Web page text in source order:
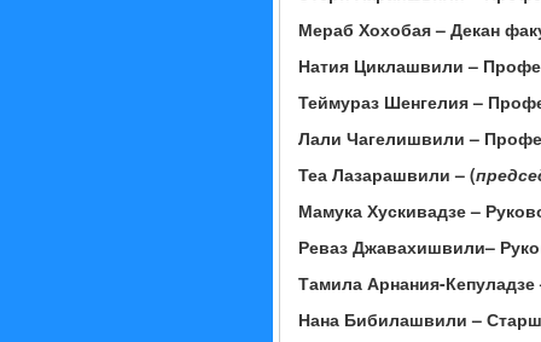
Мераб Хохобая – Декан
Натия Циклашвили –
Теймураз Шенгелия–
Лали Чагелишвили –
Теа Лазарашвили – (
Мамука Хускивадзе –
Реваз Джавахишвили–
Тамила Арнания-
Нана Бибилашвили –